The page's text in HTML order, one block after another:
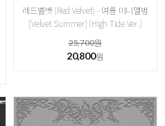
레드벨벳 (Red Velvet) - 여름 미니앨범
[Velvet Summer] (High Tide Ver.)
25,700원
20,800원